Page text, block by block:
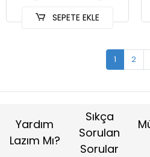
SEPETE EKLE
1 2
Yardım
Lazım Mı?
Sıkça
Sorulan
Sorular